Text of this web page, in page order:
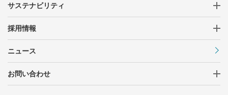
サステナビリティ
採用情報
ニュース
お問い合わせ